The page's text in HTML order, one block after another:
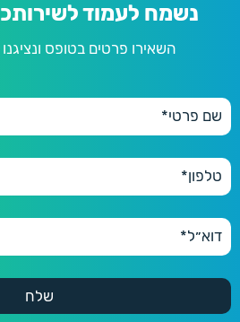
נשמח לעמוד
השאירו פרטים בטופס